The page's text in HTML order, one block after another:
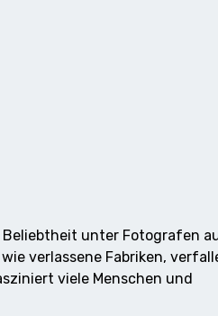
Beliebtheit unter Fotografen
verlassene Fabriken,
viele Menschen und